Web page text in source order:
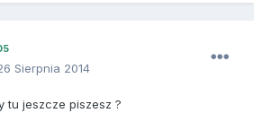
Sierpnia 2014
tu jeszcze piszesz ?